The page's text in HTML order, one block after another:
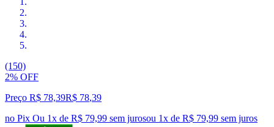
(150)
2% OFF
Preço R$ 78,39R$ 78,39
no Pix Ou 1x de R$ 79,99 sem jurosou 1x de R$ 79,99 sem juros